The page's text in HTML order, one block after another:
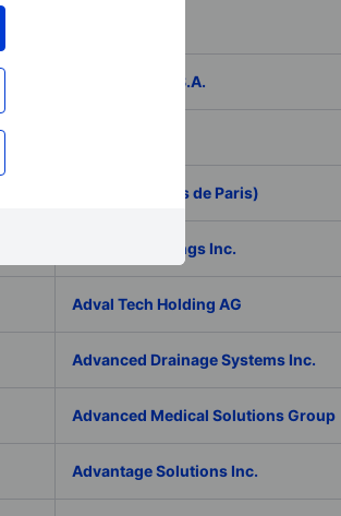
ADLER Group S.A.
ADP (Aeroports de Paris)
ADTRAN Holdings Inc.
Adval Tech Holding AG
Advanced Drainage Systems Inc.
Advanced Medical Solutions Group
Advantage Solutions Inc.